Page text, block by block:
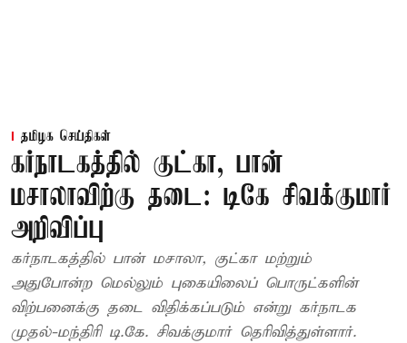
தமிழக செய்திகள்
கர்நாடகத்தில் குட்கா, பான்
மசாலாவிற்கு தடை: டிகே சிவக்குமார்
அறிவிப்பு
கர்நாடகத்தில் பான் மசாலா, குட்கா மற்றும்
அதுபோன்ற மெல்லும் புகையிலைப் பொருட்களின்
விற்பனைக்கு தடை விதிக்கப்படும் என்று கர்நாடக
முதல்-மந்திரி டி.கே. சிவக்குமார் தெரிவித்துள்ளார்.